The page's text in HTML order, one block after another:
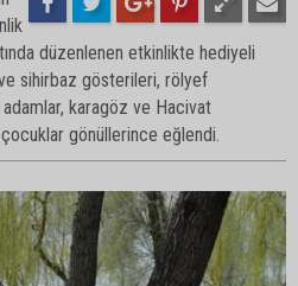
düzenlenen etkinlikte hediyeli
ve sihirbaz gösterileri, rölyef
karagöz ve Hacivat
gönüllerince eğlendi.